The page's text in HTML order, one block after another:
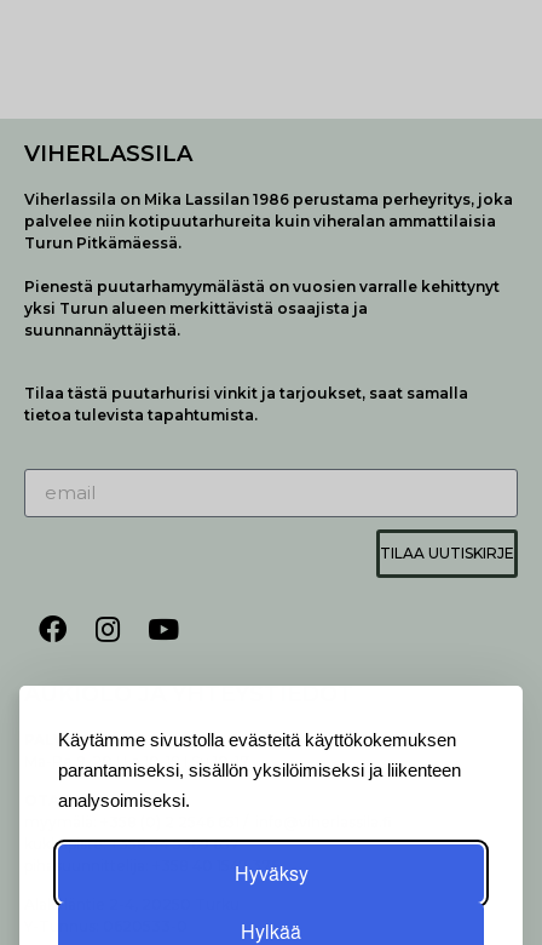
Käytämme sivustolla evästeitä käyttökokemuksen
parantamiseksi, sisällön yksilöimiseksi ja liikenteen
analysoimiseksi.
Hyväksy
Hylkää
VIHERLASSILA
Viherlassila on Mika Lassilan 1986 perustama perheyritys, joka
palvelee niin kotipuutarhureita kuin viheralan ammattilaisia
Turun Pitkämäessä.
Pienestä puutarhamyymälästä on vuosien varralle kehittynyt
yksi Turun alueen merkittävistä osaajista ja
suunnannäyttäjistä.
Tilaa tästä puutarhurisi vinkit ja tarjoukset, saat samalla
tietoa tulevista tapahtumista.
TILAA UUTISKIRJE
AUKIOLO JA YHTEYSTIEDOT
ALVELEMME:
Ma-Pe 9-20 I La 10-18 I Su 10-17
OTA YHTEYTTÄ:
kukkapiste: +358 44 5369 657
pihasuunnittelija: +358 40 1547 376
Alakyläntie 2-4, 20250 Turku